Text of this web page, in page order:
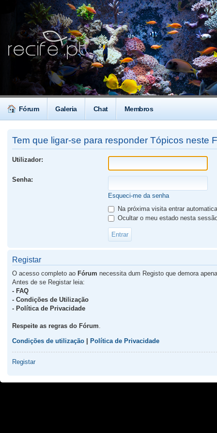
Fórum Galeria Chat Membros
Tem que ligar-se para responder Tópicos neste
Utilizador:
Senha:
Esqueci-me da senha
Na próxima visita entrar
Ocultar o meu estado nesta
Registar
O acesso completo ao Fórum necessita dum Registo que demora
Antes de se Registar leia:
- FAQ
- Condições de Utilização
- Política de Privacidade
Respeite as regras do Fórum
Condições de utilização Política de Privacidade
Registar